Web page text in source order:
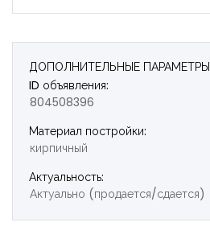
ДОПОЛНИТЕЛЬНЫЕ ПАРАМЕТРЫ
ID объявления:
804508396
Материал постройки:
кирпичный
Актуальность:
Актуально (продается/сдается)